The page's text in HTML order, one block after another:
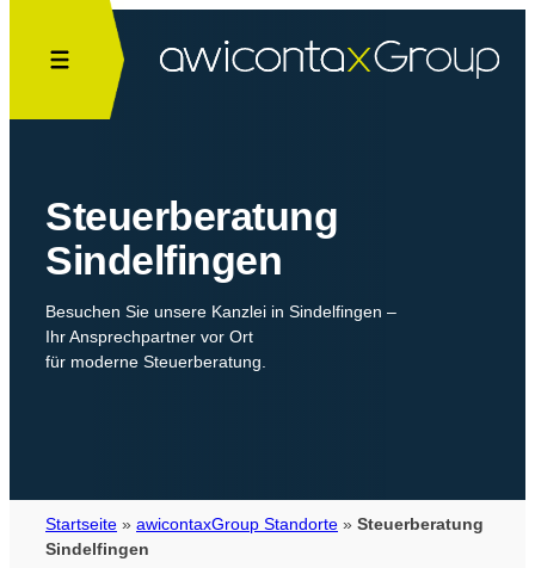
springen
Steuerberatung
Sindelfingen
Besuchen Sie unsere Kanzlei in Sindelfingen –
Ihr Ansprechpartner vor Ort
für moderne Steuerberatung.
Startseite » awicontaxGroup Standorte » Steuerberatung
Sindelfingen